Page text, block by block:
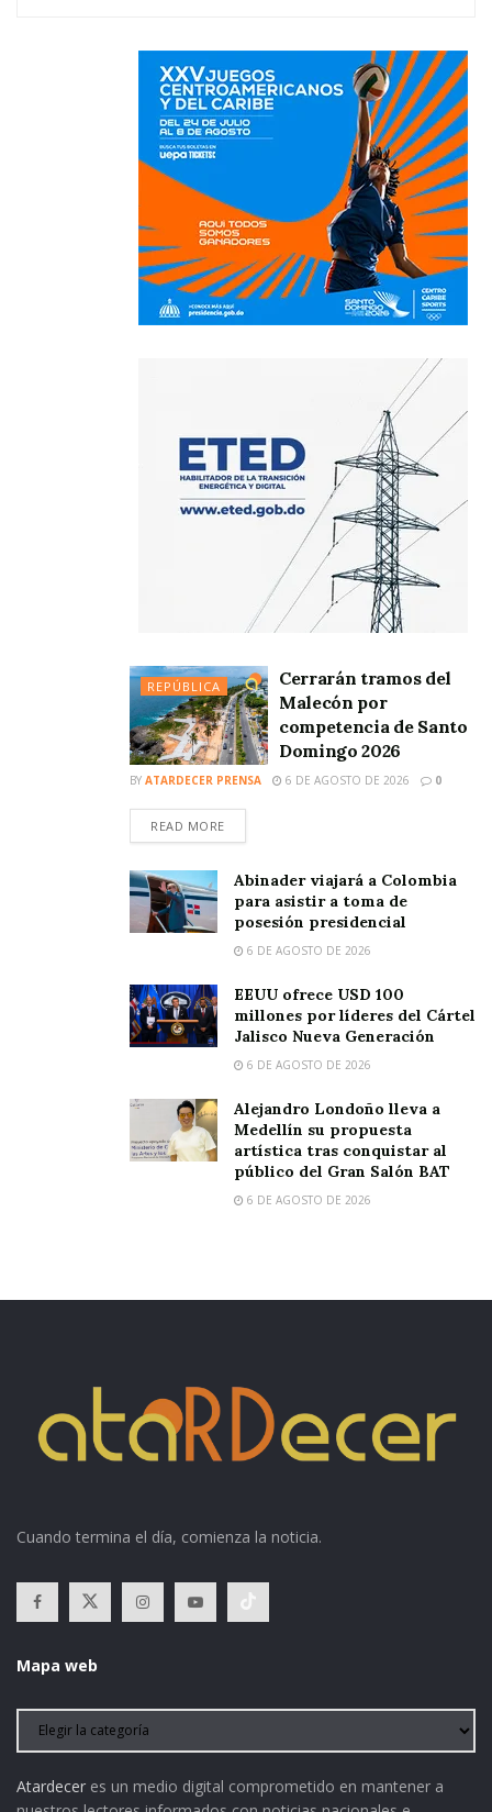
REPÚBLICA
Cerrarán tramos del
Malecón por
competencia de Santo
Domingo 2026
BY ATARDECER PRENSA 6 DE AGOSTO DE 2026 0
READ MORE
Abinader viajará a Colombia
para asistir a toma de
posesión presidencial
6 DE AGOSTO DE 2026
EEUU ofrece USD 100
millones por líderes del Cártel
Jalisco Nueva Generación
6 DE AGOSTO DE 2026
Alejandro Londoño lleva a
Medellín su propuesta
artística tras conquistar al
público del Gran Salón BAT
6 DE AGOSTO DE 2026
Cuando termina el día, comienza la noticia.
Mapa web
Atardecer es un medio digital comprometido en mantener a